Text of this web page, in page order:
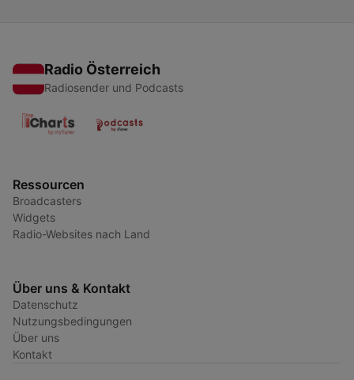
Radio Österreich
Radiosender und Podcasts
Ressourcen
Broadcasters
Widgets
Radio-Websites nach Land
Über uns & Kontakt
Datenschutz
Nutzungsbedingungen
Über uns
Kontakt